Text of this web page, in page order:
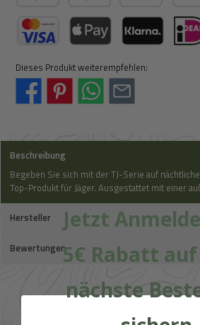
Später BezahlenKredit- oder
Dieses Produkt weiterempfehlen:
Beschreibung
Begeben Sie sich mit der TJ-Serie auf
Top-Produkt für Jäger. Ausgestattet mit einer
Hersteller
Bewertungen
Jetzt
5€ Rabatt
nächste